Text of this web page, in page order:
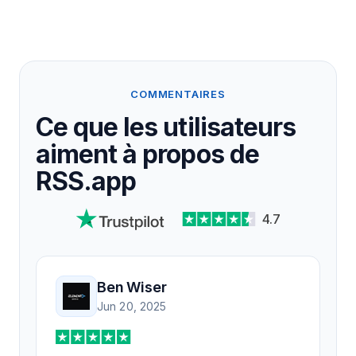
COMMENTAIRES
Ce que les utilisateurs
aiment à propos de
RSS.app
4.7
Ben Wiser
Jun 20, 2025